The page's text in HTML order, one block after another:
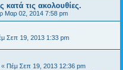
τις ακολουθίες.
Μαρ 02, 2014 7:58 pm
Σεπ 19, 2013 1:33 pm
« Πέμ Σεπ 19, 2013 12:36 pm